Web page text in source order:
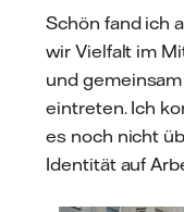
Schön fand ich
wir Vielfalt im
und
eintreten. Ich
es noch nicht
Identität auf